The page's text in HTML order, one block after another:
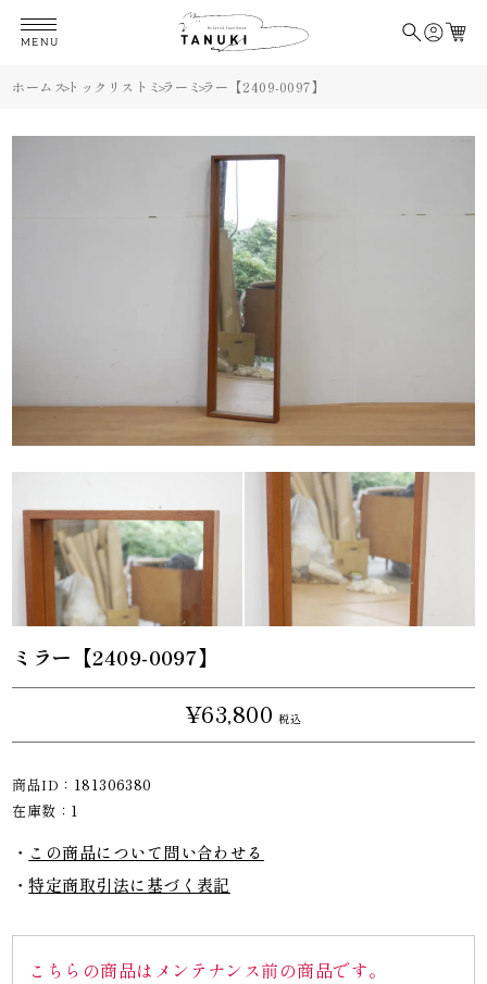
MENU
ホーム ストックリスト ミラー ミラー【2409-0097】
ミラー【2409-0097】
¥63,800 税込
商品ID： 181306380
在庫数： 1
この商品について問い合わせる
特定商取引法に基づく表記
こちらの商品はメンテナンス前の商品です。